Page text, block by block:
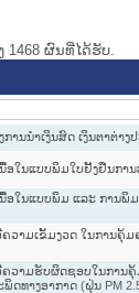
1468 ຜົນທີ່ໄດ້ຮັບ.
ນນຳເງິນສົດ ເງິນຕາຕ່າງ
ອໃນແບບພິມໃບຢັ້ງຢືນກາ
ອໃນແບບພິມ ແລະ ການ
ວາມເຂັ້ມງວດ ໃນການຄຸ້
ວາມຮັບຜິດຊອບໃນການ
ດທາງອາກາດ (ຝຸ່ນ PM